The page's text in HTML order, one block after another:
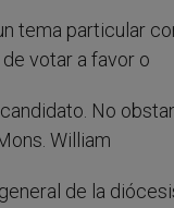
tema particular
votar a favor o
No
William
de la